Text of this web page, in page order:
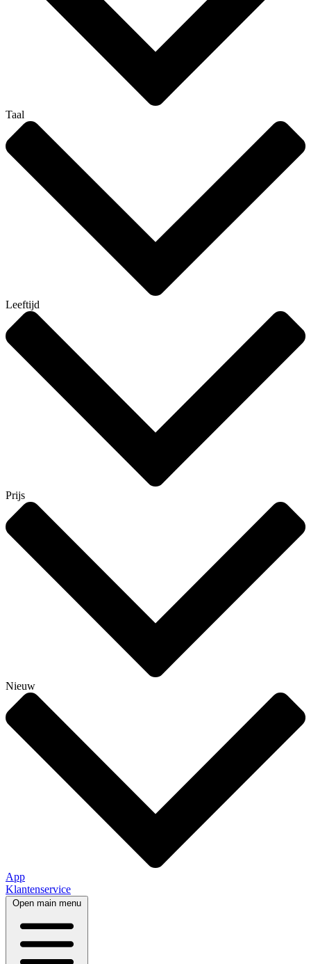
Taal
Leeftijd
Prijs
Nieuw
App
Klantenservice
Open main menu